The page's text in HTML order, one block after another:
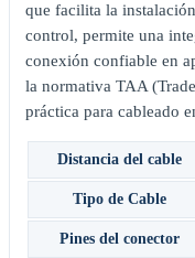
que facilita la
control, permite una
conexión confiable en
la normativa TAA
práctica para cableado
Distancia del cable
Tipo de Cable
Pines del conector